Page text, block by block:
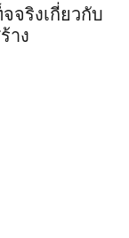
จริงเกี่ยวกับ
าง